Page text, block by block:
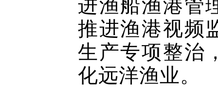
进渔船渔港管
推进渔港视频
生产专项整治
化远洋渔业。